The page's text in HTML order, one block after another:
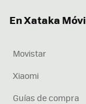
En Xataka
Movistar
Xiaomi
Guías de compra